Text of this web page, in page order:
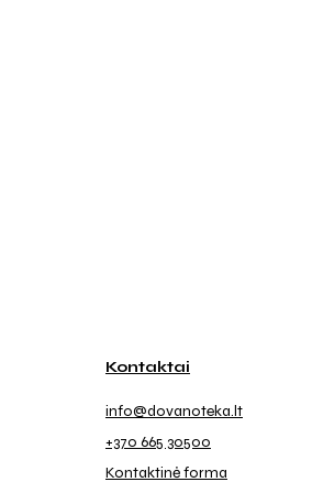
Kontaktai
info@dovanoteka.lt
+370 665 30500
Kontaktinė forma